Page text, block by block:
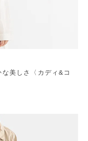
美しさ〈カディ&コ